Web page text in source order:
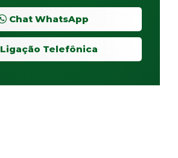
Chat WhatsApp
Ligação Telefônica